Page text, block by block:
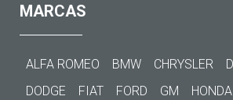
MARCAS
ALFA ROMEO BMW CHRYSLER
DODGE
FIAT FORD GM HONDA